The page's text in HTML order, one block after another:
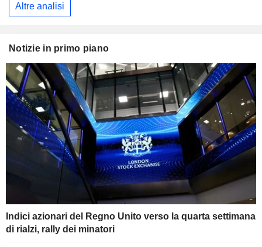
Altre analisi
Notizie in primo piano
Indici azionari del Regno Unito verso la quarta settimana
di rialzi, rally dei minatori